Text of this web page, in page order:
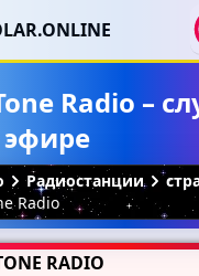
Radio –
Радиостанции
Radio
RADIO